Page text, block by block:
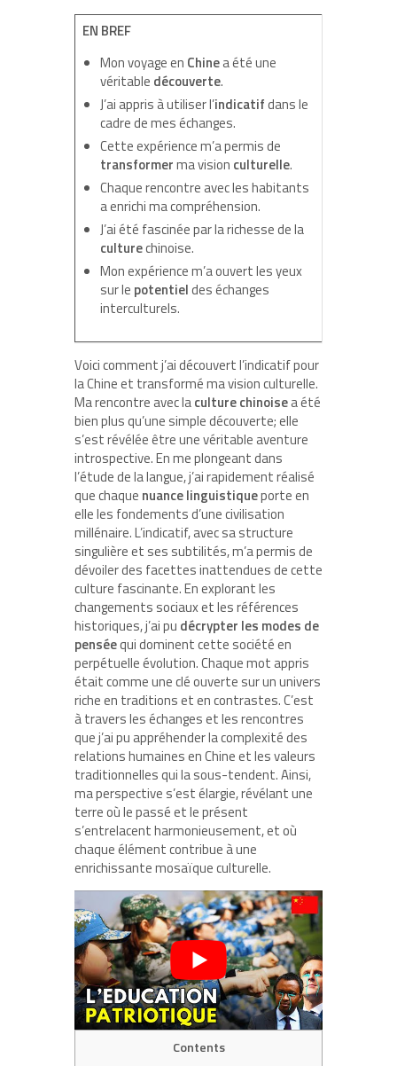
EN BREF
Mon voyage en Chinea été une
véritable découverte.
J’ai appris à utiliser l’indicatifdans le
cadre de mes échanges.
Cette expérience m’a permis de
transformerma vision culturelle.
Chaque rencontre avec les habitants
a enrichi ma compréhension.
J’ai été fascinée par la richesse de la
culturechinoise.
Mon expérience m’a ouvert les yeux
sur le potentieldes échanges
interculturels.
Voici comment j’ai découvert l’indicatif pour
la Chine et transformé ma vision culturelle.
Ma rencontre avec laculture chinoisea été
bien plus qu’une simple découverte; elle
s’est révélée être une véritable aventure
introspective. En me plongeant dans
l’étude de la langue, j’ai rapidement réalisé
que chaque nuance linguistiqueporte en
elle les fondements d’une civilisation
millénaire. L’indicatif, avec sa structure
singulière et ses subtilités, m’a permis de
dévoiler des facettes inattendues de cette
culture fascinante. En explorant les
changements sociaux et les références
historiques, j’ai pu décrypter les modes de
penséequi dominent cette société en
perpétuelle évolution. Chaque mot appris
était comme une clé ouverte sur un univers
riche en traditions et en contrastes. C’est
à travers les échanges et les rencontres
que j’ai pu appréhender la complexité des
relations humaines en Chine et les valeurs
traditionnelles qui la sous-tendent. Ainsi,
ma perspective s’est élargie, révélant une
terre où le passé et le présent
s’entrelacent harmonieusement, et où
chaque élément contribue à une
enrichissante mosaïque culturelle.
Contents